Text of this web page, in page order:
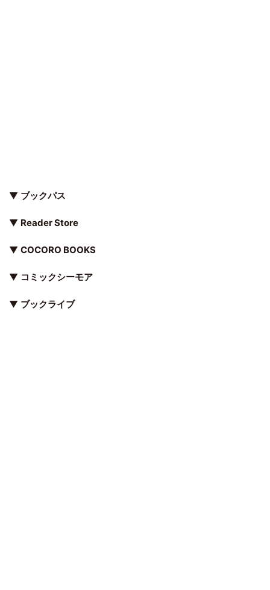
▼ ブックパス
▼ Reader Store
▼ COCORO BOOKS
▼ コミックシーモア
▼ ブックライブ